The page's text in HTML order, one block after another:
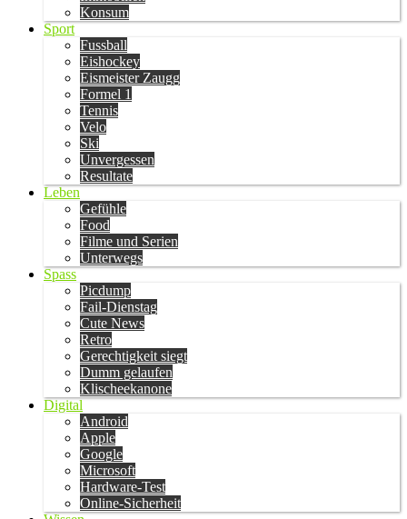
Konsum
Sport
Fussball
Eishockey
Eismeister Zaugg
Formel 1
Tennis
Velo
Ski
Unvergessen
Resultate
Leben
Gefühle
Food
Filme und Serien
Unterwegs
Spass
Picdump
Fail-Dienstag
Cute News
Retro
Gerechtigkeit siegt
Dumm gelaufen
Klischeekanone
Digital
Android
Apple
Google
Microsoft
Hardware-Test
Online-Sicherheit